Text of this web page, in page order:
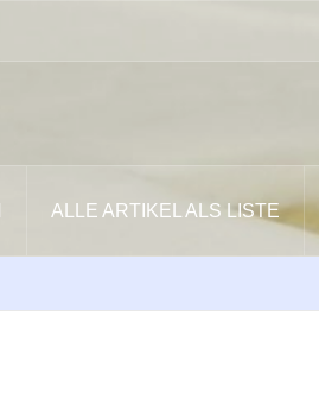
ALLE ARTIKEL ALS LISTE